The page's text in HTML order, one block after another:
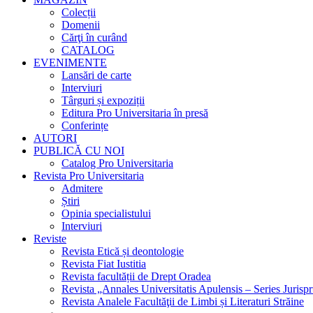
Colecții
Domenii
Cărţi în curând
CATALOG
EVENIMENTE
Lansări de carte
Interviuri
Târguri și expoziții
Editura Pro Universitaria în presă
Conferințe
AUTORI
PUBLICĂ CU NOI
Catalog Pro Universitaria
Revista Pro Universitaria
Admitere
Știri
Opinia specialistului
Interviuri
Reviste
Revista Etică și deontologie
Revista Fiat Iustitia
Revista facultății de Drept Oradea
Revista „Annales Universitatis Apulensis – Series
Revista Analele Facultăţii de Limbi și Literaturi Străine